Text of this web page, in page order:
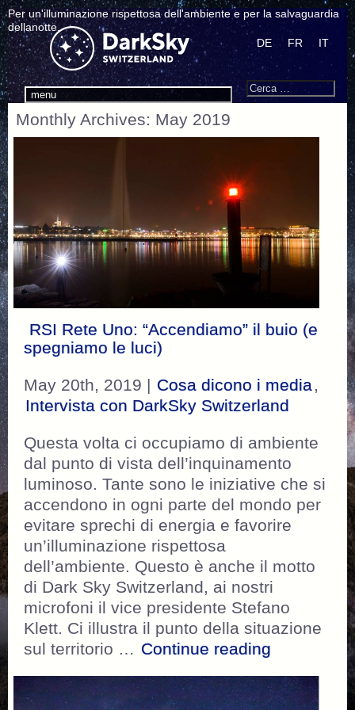
Per un'illuminazione rispettosa dell'ambiente e per la salvaguardia
dellanotte.
menu
DE FR IT
Search
Cerca:
Monthly Archives: May 2019
RSI Rete Uno: “Accendiamo” il buio (e
spegniamo le luci)
May 20th, 2019 | Cosa dicono i media,
Intervista con DarkSky Switzerland
Questa volta ci occupiamo di ambiente
dal punto di vista dell’inquinamento
luminoso. Tante sono le iniziative che si
accendono in ogni parte del mondo per
evitare sprechi di energia e favorire
un’illuminazione rispettosa
dell’ambiente. Questo è anche il motto
di Dark Sky Switzerland, ai nostri
microfoni il vice presidente Stefano
Klett. Ci illustra il punto della situazione
sul territorio … Continue reading “RSI